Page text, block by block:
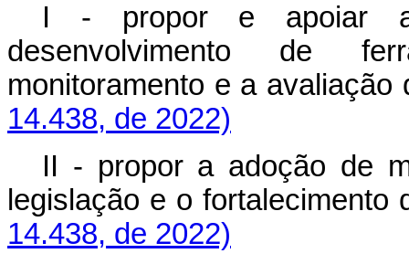
I - propor e apoiar
desenvolvimento de
monitoramento e a
14.438, de 2022)
II - propor a adoção de
legislação e o
14.438, de 2022)